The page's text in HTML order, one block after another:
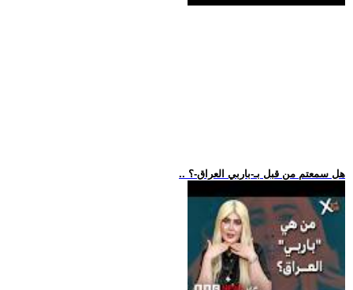
.. هل سمعتم من قبل بـ-باربي العراق-؟